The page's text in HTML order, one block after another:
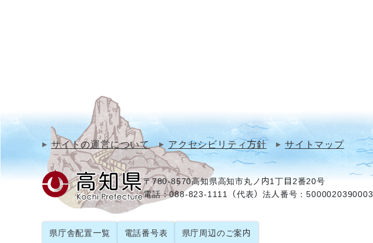
サイトの運営について アクセシビリティ方針 サイトマップ
〒780-8570高知県高知市丸ノ内1丁目2番20号
電話：088-823-1111（代表）法人番号：5000020390003
県庁舎配置一覧 電話番号表 県庁周辺のご案内